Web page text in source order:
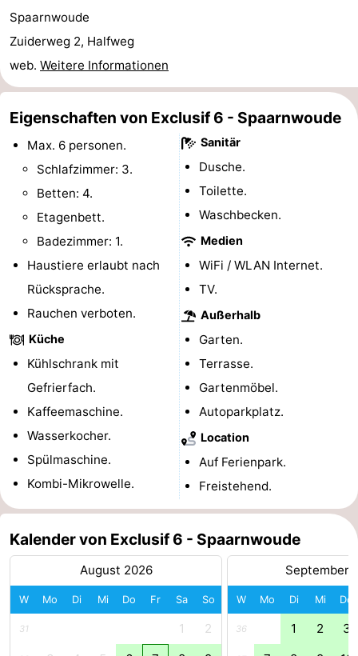
Geschichte
Stadt
der
Diamante
Plätze
im
Zentrum
Gärten
Parks
Stadtviertel
Umgebung
Nordholland
Südholland
Praktisch
Forum
Reisebuchshop
Őffentliche
Verkehr
Route
Hauptbahnhof
Schiphol
Parken
Spaarnwoude
Zuiderweg 2, Halfweg
web. Weitere Informationen
Eigenschaften von Exclusif 6 - Spaarnwoude
Max. 6 personen.
Schlafzimmer: 3.
Betten: 4.
Etagenbett.
Badezimmer: 1.
Haustiere erlaubt nach
Rücksprache.
Rauchen verboten.
Küche
Kühlschrank mit
Gefrierfach.
Kaffeemaschine.
Wasserkocher.
Spülmaschine.
Kombi-Mikrowelle.
Sanitär
Dusche.
Toilette.
Waschbecken.
Medien
WiFi / WLAN Internet.
TV.
Außerhalb
Garten.
Terrasse.
Gartenmöbel.
Autoparkplatz.
Location
Auf Ferienpark.
Freistehend.
Kalender von Exclusif 6 - Spaarnwoude
August 2026
W Mo Di Mi Do Fr Sa So
31 1 2
September
W Mo Di Mi Do
36 1 2 3